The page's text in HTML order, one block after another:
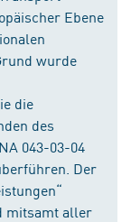
Ebene
wurde
die
des
043-03-04
Der
mitsamt aller